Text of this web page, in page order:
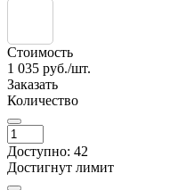
Стоимость
1 035 руб./шт.
Заказать
Количество
Доступно: 42
Достигнут лимит